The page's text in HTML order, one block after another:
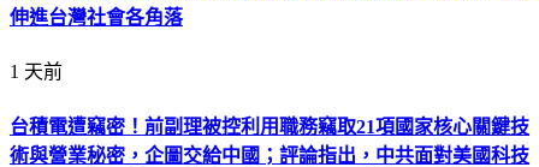
伸進台灣社會各角落
1 天前
台積電遭竊密！前副理被控利用職務竊取21項國家核心關鍵技
術與營業秘密，企圖交給中國；評論指出，中共面對美國科技